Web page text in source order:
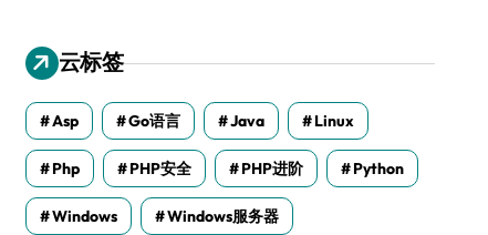
云标签
Asp Go语言 Java Linux
Php PHP安全 PHP进阶 Python
Windows Windows服务器